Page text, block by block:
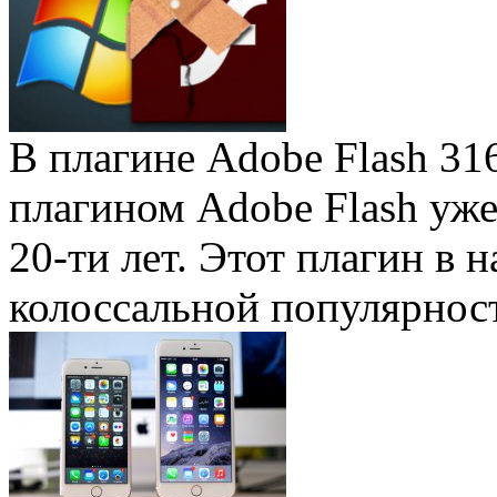
В плагине Adobe Flash
плагином Adobe Flash
20-ти лет. Этот плагин в
колоссальной